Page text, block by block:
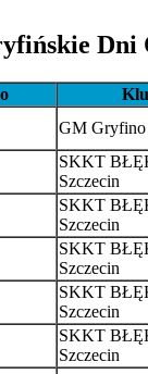
Dni
GM Gryfino
SKKT
Szczecin
SKKT
Szczecin
SKKT
Szczecin
SKKT
Szczecin
SKKT
Szczecin